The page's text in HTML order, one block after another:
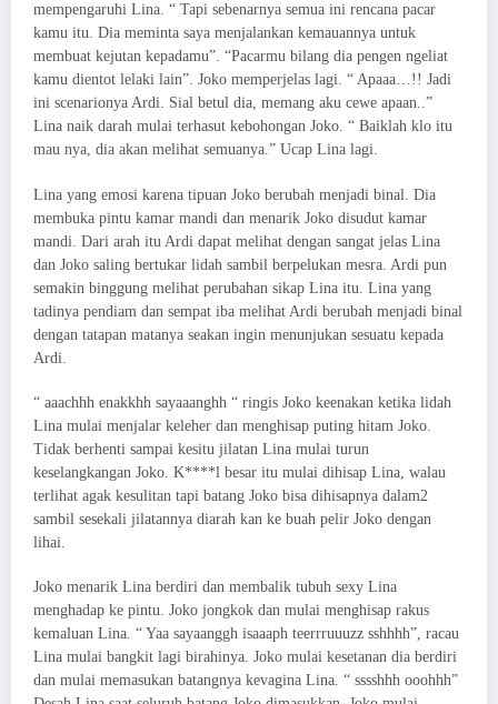
mempengaruhi Lina. “ Tapi sebenarnya semua ini rencana pacar
kamu itu. Dia meminta saya menjalankan kemauannya untuk
membuat kejutan kepadamu”. “Pacarmu bilang dia pengen ngeliat
kamu dientot lelaki lain”. Joko memperjelas lagi. “ Apaaa…!! Jadi
ini scenarionya Ardi. Sial betul dia, memang aku cewe apaan..”
Lina naik darah mulai terhasut kebohongan Joko. “ Baiklah klo itu
mau nya, dia akan melihat semuanya.” Ucap Lina lagi.
Lina yang emosi karena tipuan Joko berubah menjadi binal. Dia
membuka pintu kamar mandi dan menarik Joko disudut kamar
mandi. Dari arah itu Ardi dapat melihat dengan sangat jelas Lina
dan Joko saling bertukar lidah sambil berpelukan mesra. Ardi pun
semakin binggung melihat perubahan sikap Lina itu. Lina yang
tadinya pendiam dan sempat iba melihat Ardi berubah menjadi binal
dengan tatapan matanya seakan ingin menunjukan sesuatu kepada
Ardi.
“ aaachhh enakkhh sayaaanghh “ ringis Joko keenakan ketika lidah
Lina mulai menjalar keleher dan menghisap puting hitam Joko.
Tidak berhenti sampai kesitu jilatan Lina mulai turun
keselangkangan Joko. K****l besar itu mulai dihisap Lina, walau
terlihat agak kesulitan tapi batang Joko bisa dihisapnya dalam2
sambil sesekali jilatannya diarah kan ke buah pelir Joko dengan
lihai.
Joko menarik Lina berdiri dan membalik tubuh sexy Lina
menghadap ke pintu. Joko jongkok dan mulai menghisap rakus
kemaluan Lina. “ Yaa sayaanggh isaaaph teerrruuuzz sshhhh”, racau
Lina mulai bangkit lagi birahinya. Joko mulai kesetanan dia berdiri
dan mulai memasukan batangnya kevagina Lina. “ sssshhh ooohhh”